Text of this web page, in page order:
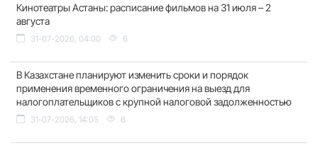
Кинотеатры Астаны: расписание фильмов на 31 июля – 2
августа
31-07-2026, 04:00 6
В Казахстане планируют изменить сроки и порядок
применения временного ограничения на выезд для
налогоплательщиков с крупной налоговой задолженностью
31-07-2026, 14:05 6